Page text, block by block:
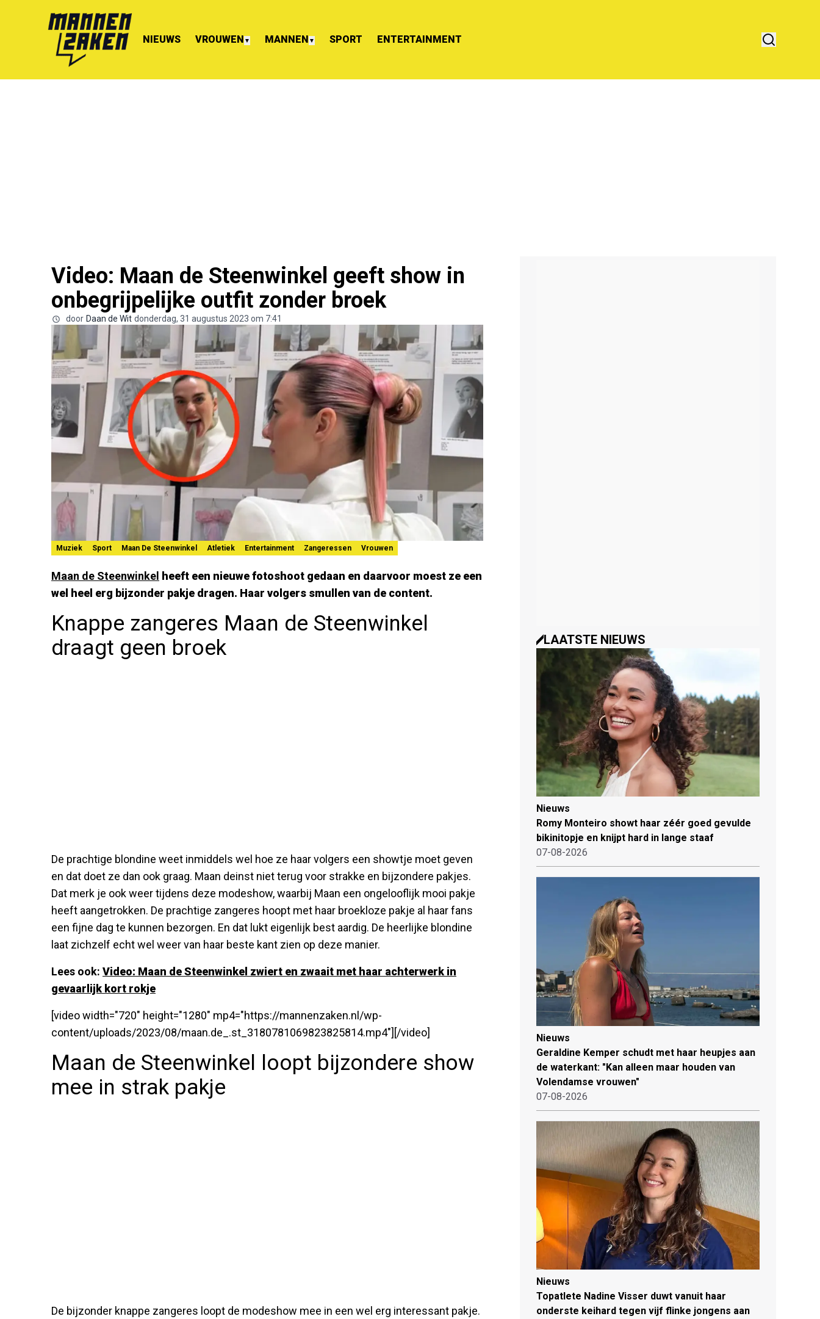
NIEUWS VROUWEN ▼ MANNEN ▼ SPORT ENTERTAINMENT
Video: Maan de Steenwinkel geeft show in
onbegrijpelijke outfit zonder broek
door Daan de Wit donderdag, 31 augustus 2023 om 7:41
Muziek Sport Maan De Steenwinkel Atletiek Entertainment Zangeressen Vrouwen
Maan de Steenwinkel heeft een nieuwe fotoshoot gedaan en daarvoor moest ze een
wel heel erg bijzonder pakje dragen. Haar volgers smullen van de content.
Knappe zangeres Maan de Steenwinkel
draagt geen broek
De prachtige blondine weet inmiddels wel hoe ze haar volgers een showtje moet geven
en dat doet ze dan ook graag. Maan deinst niet terug voor strakke en bijzondere pakjes.
Dat merk je ook weer tijdens deze modeshow, waarbij Maan een ongelooflijk mooi pakje
heeft aangetrokken. De prachtige zangeres hoopt met haar broekloze pakje al haar fans
een fijne dag te kunnen bezorgen. En dat lukt eigenlijk best aardig. De heerlijke blondine
laat zichzelf echt wel weer van haar beste kant zien op deze manier.
Lees ook: Video: Maan de Steenwinkel zwiert en zwaait met haar achterwerk in
gevaarlijk kort rokje
[video width="720" height="1280" mp4="https://mannenzaken.nl/wp-
content/uploads/2023/08/maan.de_.st_3180781069823825814.mp4"][/video]
Maan de Steenwinkel loopt bijzondere show
mee in strak pakje
De bijzonder knappe zangeres loopt de modeshow mee in een wel erg interessant pakje.
LAATSTE NIEUWS
Nieuws
Romy Monteiro showt haar zéér goed gevulde
bikinitopje en knijpt hard in lange staaf
07-08-2026
Nieuws
Geraldine Kemper schudt met haar heupjes aan
de waterkant: "Kan alleen maar houden van
Volendamse vrouwen"
07-08-2026
Nieuws
Topatlete Nadine Visser duwt vanuit haar
onderste keihard tegen vijf flinke jongens aan